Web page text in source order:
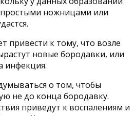
ножницами или
привести к тому, что возле
новые бородавки, или
инфекция.
о том, чтобы
не до конца бородавку.
приведут к воспалениям и